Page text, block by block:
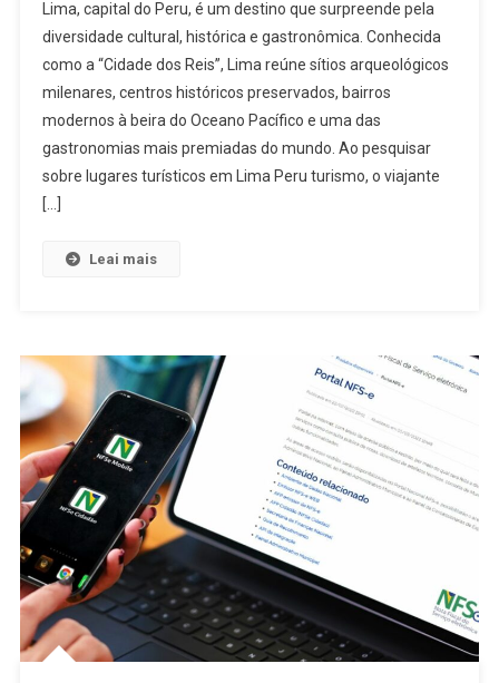
Lima, capital do Peru, é um destino que surpreende pela
diversidade cultural, histórica e gastronômica. Conhecida
como a “Cidade dos Reis”, Lima reúne sítios arqueológicos
milenares, centros históricos preservados, bairros
modernos à beira do Oceano Pacífico e uma das
gastronomias mais premiadas do mundo. Ao pesquisar
sobre lugares turísticos em Lima Peru turismo, o viajante
[…]
Leai mais